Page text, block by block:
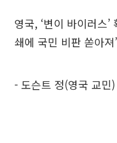
영국, ‘변이 바이러스
쇄에 국민 비판 쏟아져
- 도슨트 정(영국 교민)